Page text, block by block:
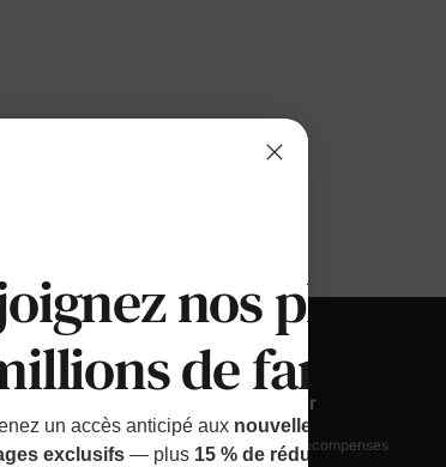
Suivez Votre Commande
Découvrir
Fidélité & Récompenses
nos plus de
de familles
un accès anticipé aux nouvelles sorties et
exclusifs— plus 15 % de réductionsur votre